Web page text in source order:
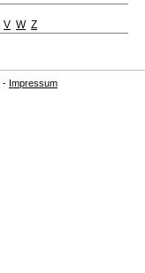
V W Z
- Impressum